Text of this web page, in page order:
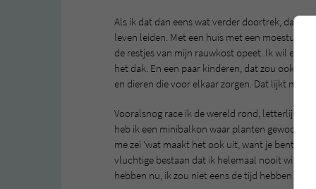
Als ik dat dan eens wat verder doortrek, dan
leven leiden. Met een huis met een
de restjes van mijn rauwkost opeet. Ik wil een
het dak. En een paar kinderen, dat zou ook
en dieren die voor elkaar zorgen. Dat lijkt me fijn.
Vooralsnog race ik de wereld rond, letterlijk,
heb ik een minibalkon waar planten gewoon
me zei ‘wat maakt het ook uit, want je bent er
vluchtige bestaan dat ik helemaal nooit wilde.
hebben nu, ik zou niet eens de tijd hebben om